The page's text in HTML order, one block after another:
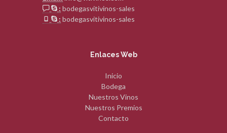
: bodegasvitivinos-sales
: bodegasvitivinos-sales
Enlaces Web
Inicio
Bodega
Nuestros Vinos
Nuestros Premios
Contacto